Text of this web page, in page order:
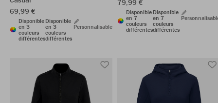
69,99 €
Disponible
en 3
couleurs
différentes
Disponible
en 3
couleurs
différentes
Personnalisable
79,99 €
Disponible
en 7
couleurs
différentes
Disponible
en 7
couleurs
différentes